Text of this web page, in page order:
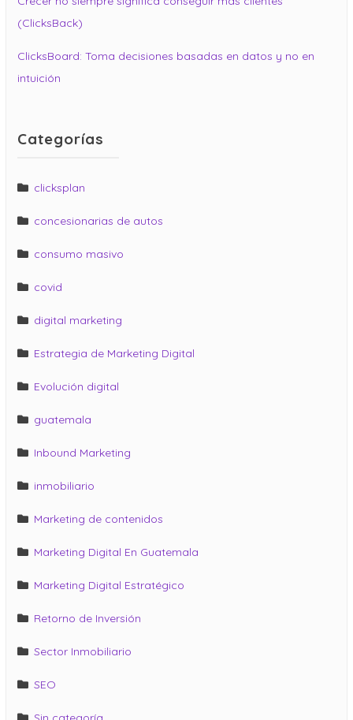
(ClicksBack)
ClicksBoard: Toma decisiones basadas en datos y no en
intuición
Categorías
clicksplan
concesionarias de autos
consumo masivo
covid
digital marketing
Estrategia de Marketing Digital
Evolución digital
guatemala
Inbound Marketing
inmobiliario
Marketing de contenidos
Marketing Digital En Guatemala
Marketing Digital Estratégico
Retorno de Inversión
Sector Inmobiliario
SEO